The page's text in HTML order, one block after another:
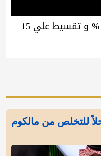
عرض لفترة محدودة مقدم 1.5% و تقسيط علي 15
للتخلص من مالكوم